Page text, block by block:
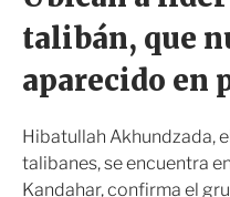
talibán, que
aparecido en
Hibatullah Akhundzada,
talibanes, se encuentra
Kandahar, confirma el